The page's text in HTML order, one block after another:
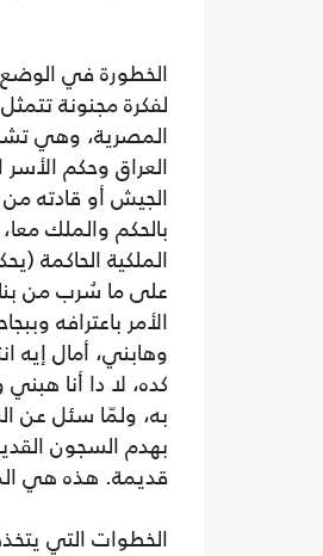
الخطورة في
لفكرة مجنونة
المصرية، وهي
العراق وحكم الأسر
الجيش أو قادته من
بالحكم والملك
الملكية الحاكمة
على ما سُرب من
الأمر باعترافه
وهابني، أمال إيه
كده، لا دا أنا
به، ولمّا سئل عن
بهدم السجون
قديمة. هذه هي
الخطوات التي